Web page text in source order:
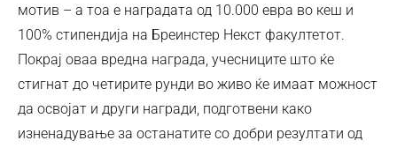
мотив – а тоа е наградата од 10.000 евра во кеш и
100% стипендија на Бреинстер Некст факултетот.
Покрај оваа вредна награда, учесниците што ќе
стигнат до четирите рунди во живо ќе имаат можност
да освојат и други награди, подготвени како
изненадување за останатите со добри резултати од